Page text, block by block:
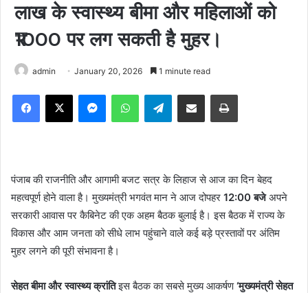
लाख के स्वास्थ्य बीमा और महिलाओं को
₹1000 पर लग सकती है मुहर।
admin January 20, 2026 1 minute read
Facebook
X MessengerWhatsAppTelegramShare via Email Print
पंजाब की राजनीति और आगामी बजट सत्र के लिहाज से आज का दिन बेहद
महत्वपूर्ण होने वाला है। मुख्यमंत्री भगवंत मान ने आज दोपहर 12:00 बजेअपने
सरकारी आवास पर कैबिनेट की एक अहम बैठक बुलाई है। इस बैठक में राज्य के
विकास और आम जनता को सीधे लाभ पहुंचाने वाले कई बड़े प्रस्तावों पर अंतिम
मुहर लगने की पूरी संभावना है।
सेहत बीमा और स्वास्थ्य क्रांतिइस बैठक का सबसे मुख्य आकर्षण‘मुख्यमंत्री सेहत